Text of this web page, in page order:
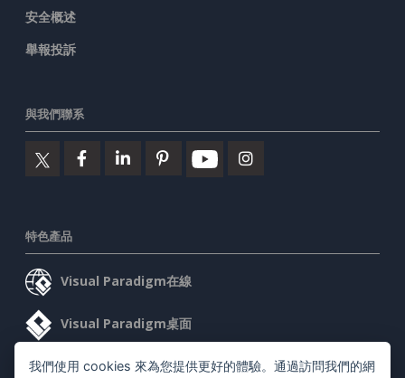
安全概述
舉報投訴
與我們聯系
特色產品
Visual Paradigm在線
Visual Paradigm桌面
我們使用 cookies 來為您提供更好的體驗。通過訪問我們的網